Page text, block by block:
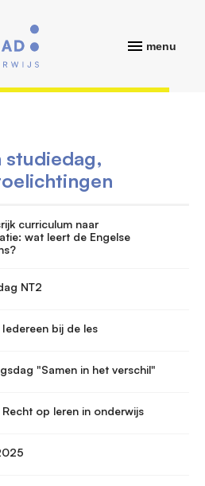
menu
studiedag,
curriculum naar
wat leert de Engelse
NT2
bij de les
"Samen in het verschil"
op leren in onderwijs